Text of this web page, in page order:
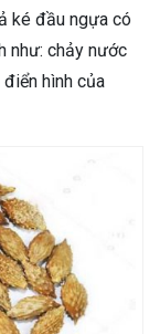
ké đầu ngựa có
như: chảy nước
hình của